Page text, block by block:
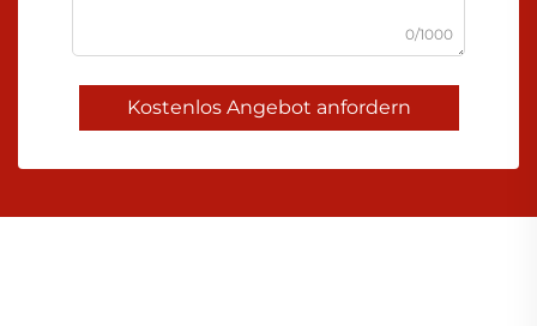
0/1000
Kostenlos Angebot anfordern